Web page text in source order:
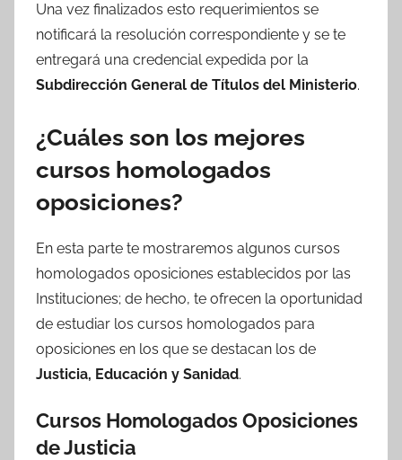
Una vez finalizados esto requerimientos se
notificará la resolución correspondiente y se te
entregará una credencial expedida por la
Subdirección General de Títulos del Ministerio.
¿Cuáles son los mejores
cursos homologados
oposiciones?
En esta parte te mostraremos algunos cursos
homologados oposiciones establecidos por las
Instituciones; de hecho, te ofrecen la oportunidad
de estudiar los cursos homologados para
oposiciones en los que se destacan los de
Justicia, Educación y Sanidad.
Cursos Homologados Oposiciones
de Justicia